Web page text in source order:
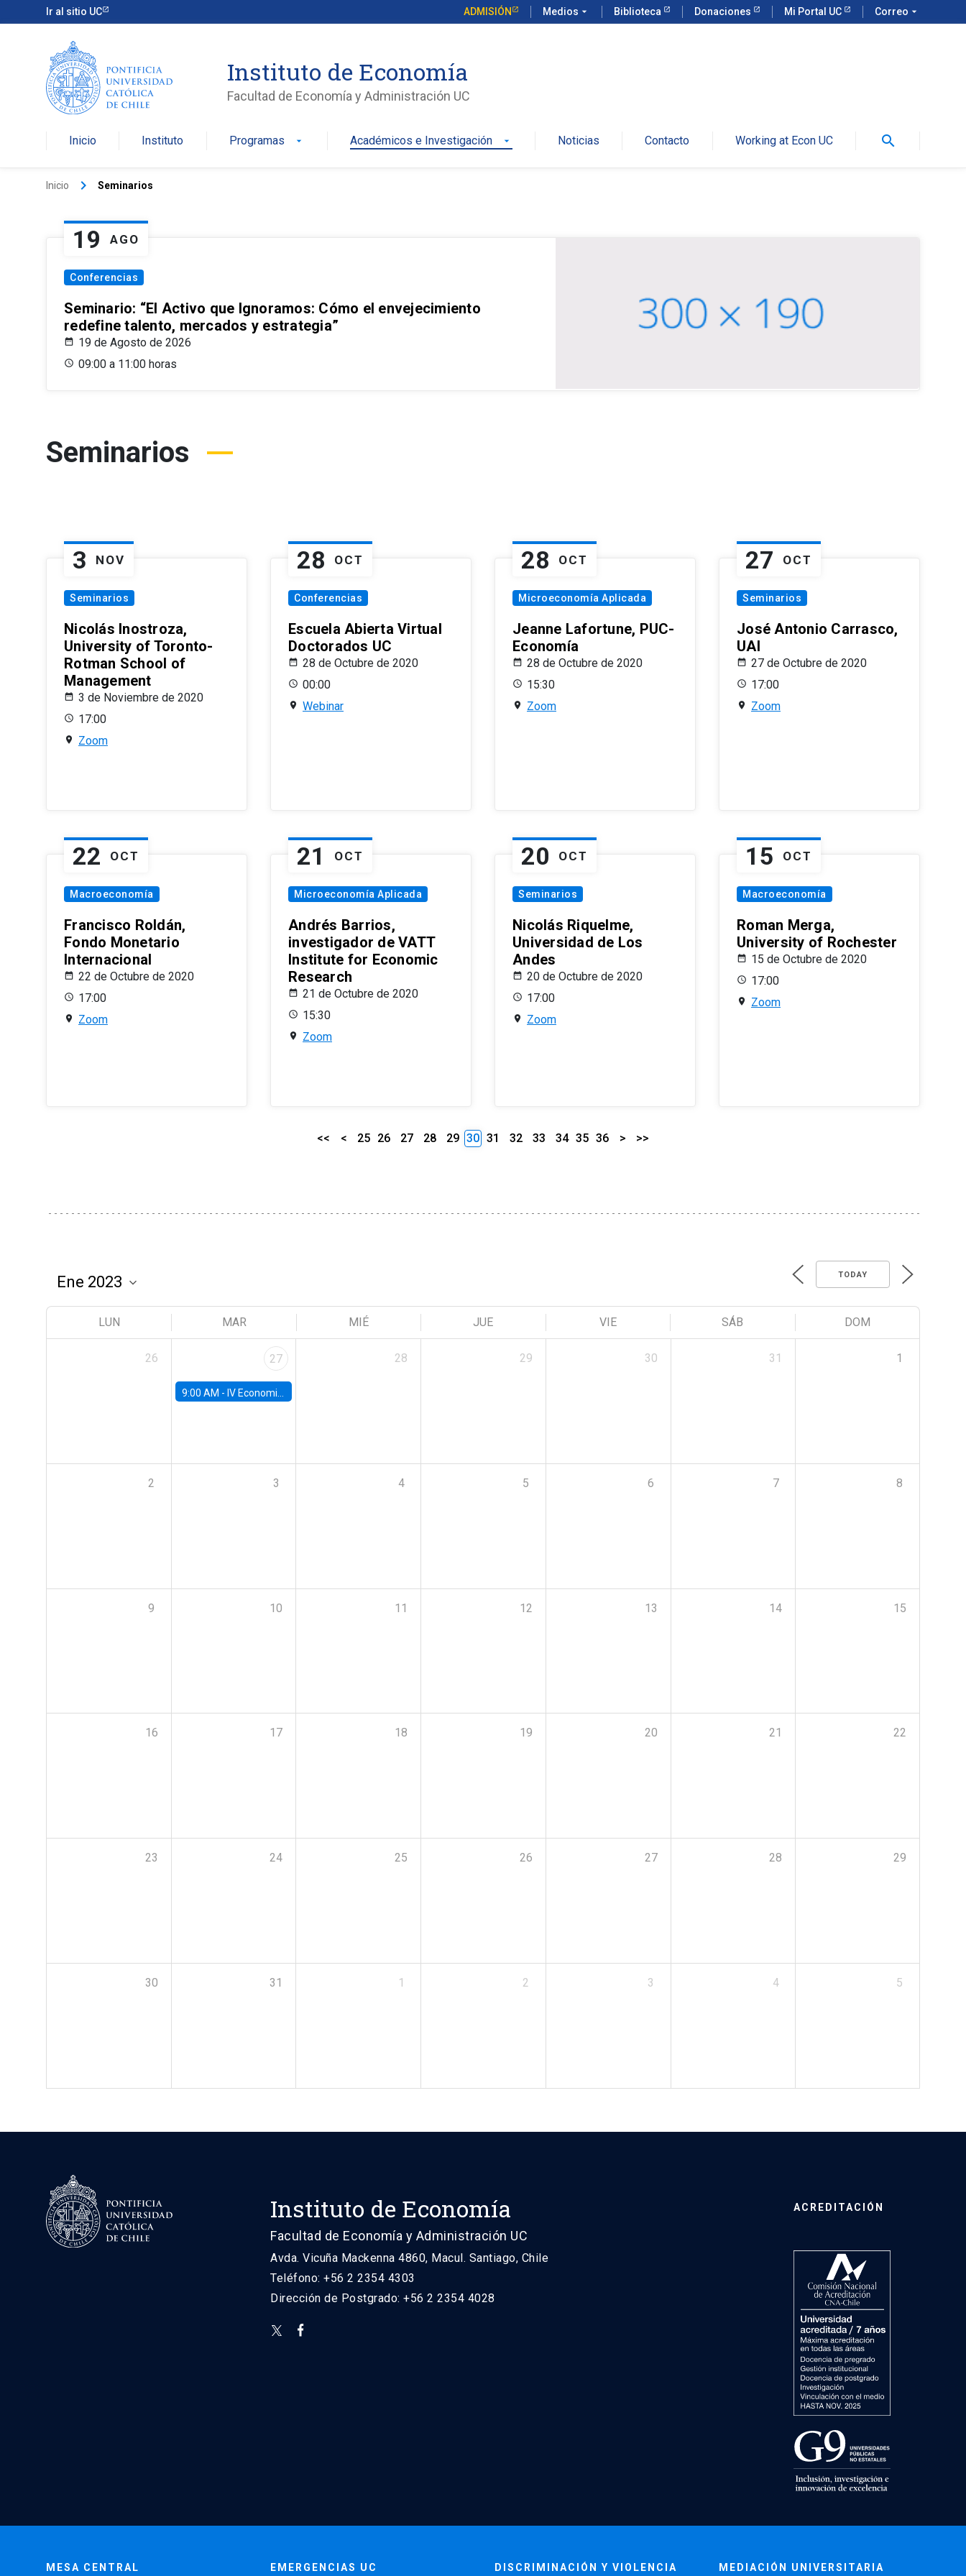
Ir al sitio UC ADMISIÓN Medios arrow_drop_down Biblioteca Donaciones Mi Portal UC Correo arrow_drop_down
Instituto de Economía
Facultad de Economía y Administración UC
Inicio Instituto Programas arrow_drop_down Académicos e Investigación arrow_drop_down Noticias Contacto Working at Econ UC search
Inicio keyboard_arrow_right Seminarios
19 AGO
Conferencias
Seminario: “El Activo que Ignoramos: Cómo el envejecimiento
redefine talento, mercados y estrategia”
19 de Agosto de 2026
09:00 a 11:00 horas
Seminarios
3 NOV
Seminarios
Nicolás Inostroza,
University of Toronto-
Rotman School of
Management
3 de Noviembre de 2020
17:00
Zoom
28 OCT
Conferencias
Escuela Abierta Virtual
Doctorados UC
28 de Octubre de 2020
00:00
Webinar
28 OCT
Microeconomía Aplicada
Jeanne Lafortune, PUC-
Economía
28 de Octubre de 2020
15:30
Zoom
27 OCT
Seminarios
José Antonio Carrasco,
UAI
27 de Octubre de 2020
17:00
Zoom
22 OCT
Macroeconomía
Francisco Roldán,
Fondo Monetario
Internacional
22 de Octubre de 2020
17:00
Zoom
21 OCT
Microeconomía Aplicada
Andrés Barrios,
investigador de VATT
Institute for Economic
Research
21 de Octubre de 2020
15:30
Zoom
20 OCT
Seminarios
Nicolás Riquelme,
Universidad de Los
Andes
20 de Octubre de 2020
17:00
Zoom
15 OCT
Macroeconomía
Roman Merga,
University of Rochester
15 de Octubre de 2020
17:00
Zoom
<< < 25 26 27 28 29 30 31 32 33 34 35 36 > >>
TODAY
LUN MAR MIÉ JUE VIE SÁB DOM
26 27
9:00 AM - IV Economics Alumni Workshop
28 29 30 31 1
2 3 4 5 6 7 8
9 10 11 12 13 14 15
16 17 18 19 20 21 22
23 24 25 26 27 28 29
30 31 1 2 3 4 5
Instituto de Economía
Facultad de Economía y Administración UC
Avda. Vicuña Mackenna 4860, Macul. Santiago, Chile
Teléfono: +56 2 2354 4303
Dirección de Postgrado: +56 2 2354 4028
ACREDITACIÓN
MESA CENTRAL EMERGENCIAS UC DISCRIMINACIÓN Y VIOLENCIA MEDIACIÓN UNIVERSITARIA